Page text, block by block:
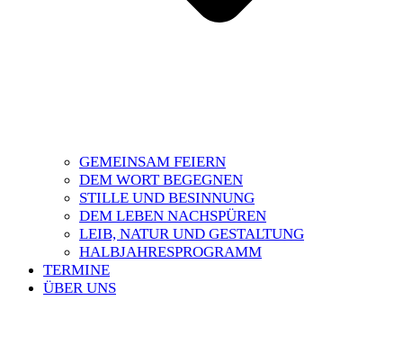
GEMEINSAM FEIERN
DEM WORT BEGEGNEN
STILLE UND BESINNUNG
DEM LEBEN NACHSPÜREN
LEIB, NATUR UND GESTALTUNG
HALBJAHRESPROGRAMM
TERMINE
ÜBER UNS